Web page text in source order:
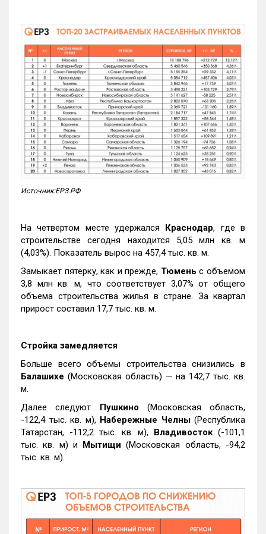
Источник:ЕРЗ.РФ
На четвертом месте удержался Краснодар, где в
строительстве сегодня находится 5,05 млн кв. м
(4,03%). Показатель вырос на 457,4 тыс. кв. м.
Замыкает пятерку, как и прежде, Тюмень с объемом
3,8 млн кв. м, что соответствует 3,07% от общего
объема строительства жилья в стране. За квартал
прирост составил 17,7 тыс. кв. м.
Стройка замедляется
Больше всего объемы строительства снизились в
Балашихе (Московская область) — на 142,7 тыс. кв.
м.
Далее следуют Пушкино (Московская область,
-122,4 тыс. кв. м), Набережные Челны(Республика
Татарстан, -112,2 тыс. кв. м), Владивосток(-101,1
тыс. кв. м) и Мытищи (Московская область, -94,2
тыс. кв. м).